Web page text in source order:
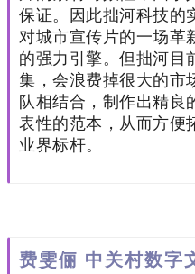
保证。因此拙河科技的
对城市宣传片的一场革
的强力引擎。但拙河目
集，会浪费掉很大的市
队相结合，制作出精良
表性的范本，从而方便
业界标杆。
费雯俪 中关村数字